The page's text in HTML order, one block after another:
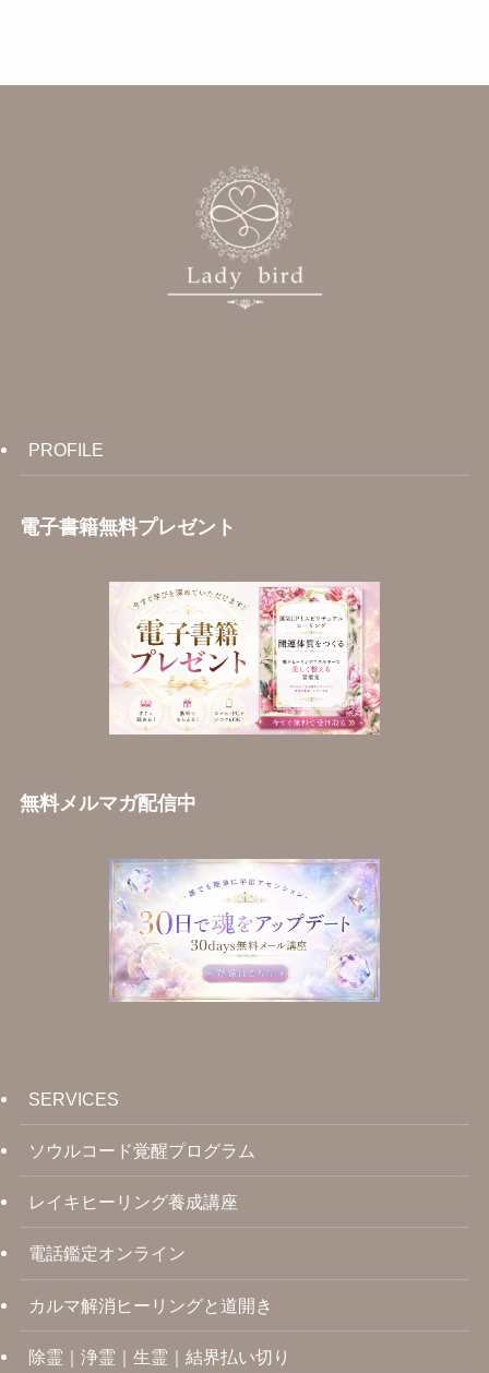
PROFILE
電子書籍無料プレゼント
無料メルマガ配信中
SERVICES
ソウルコード覚醒プログラム
レイキヒーリング養成講座
電話鑑定オンライン
カルマ解消ヒーリングと道開き
除霊｜浄霊｜生霊｜結界払い切り